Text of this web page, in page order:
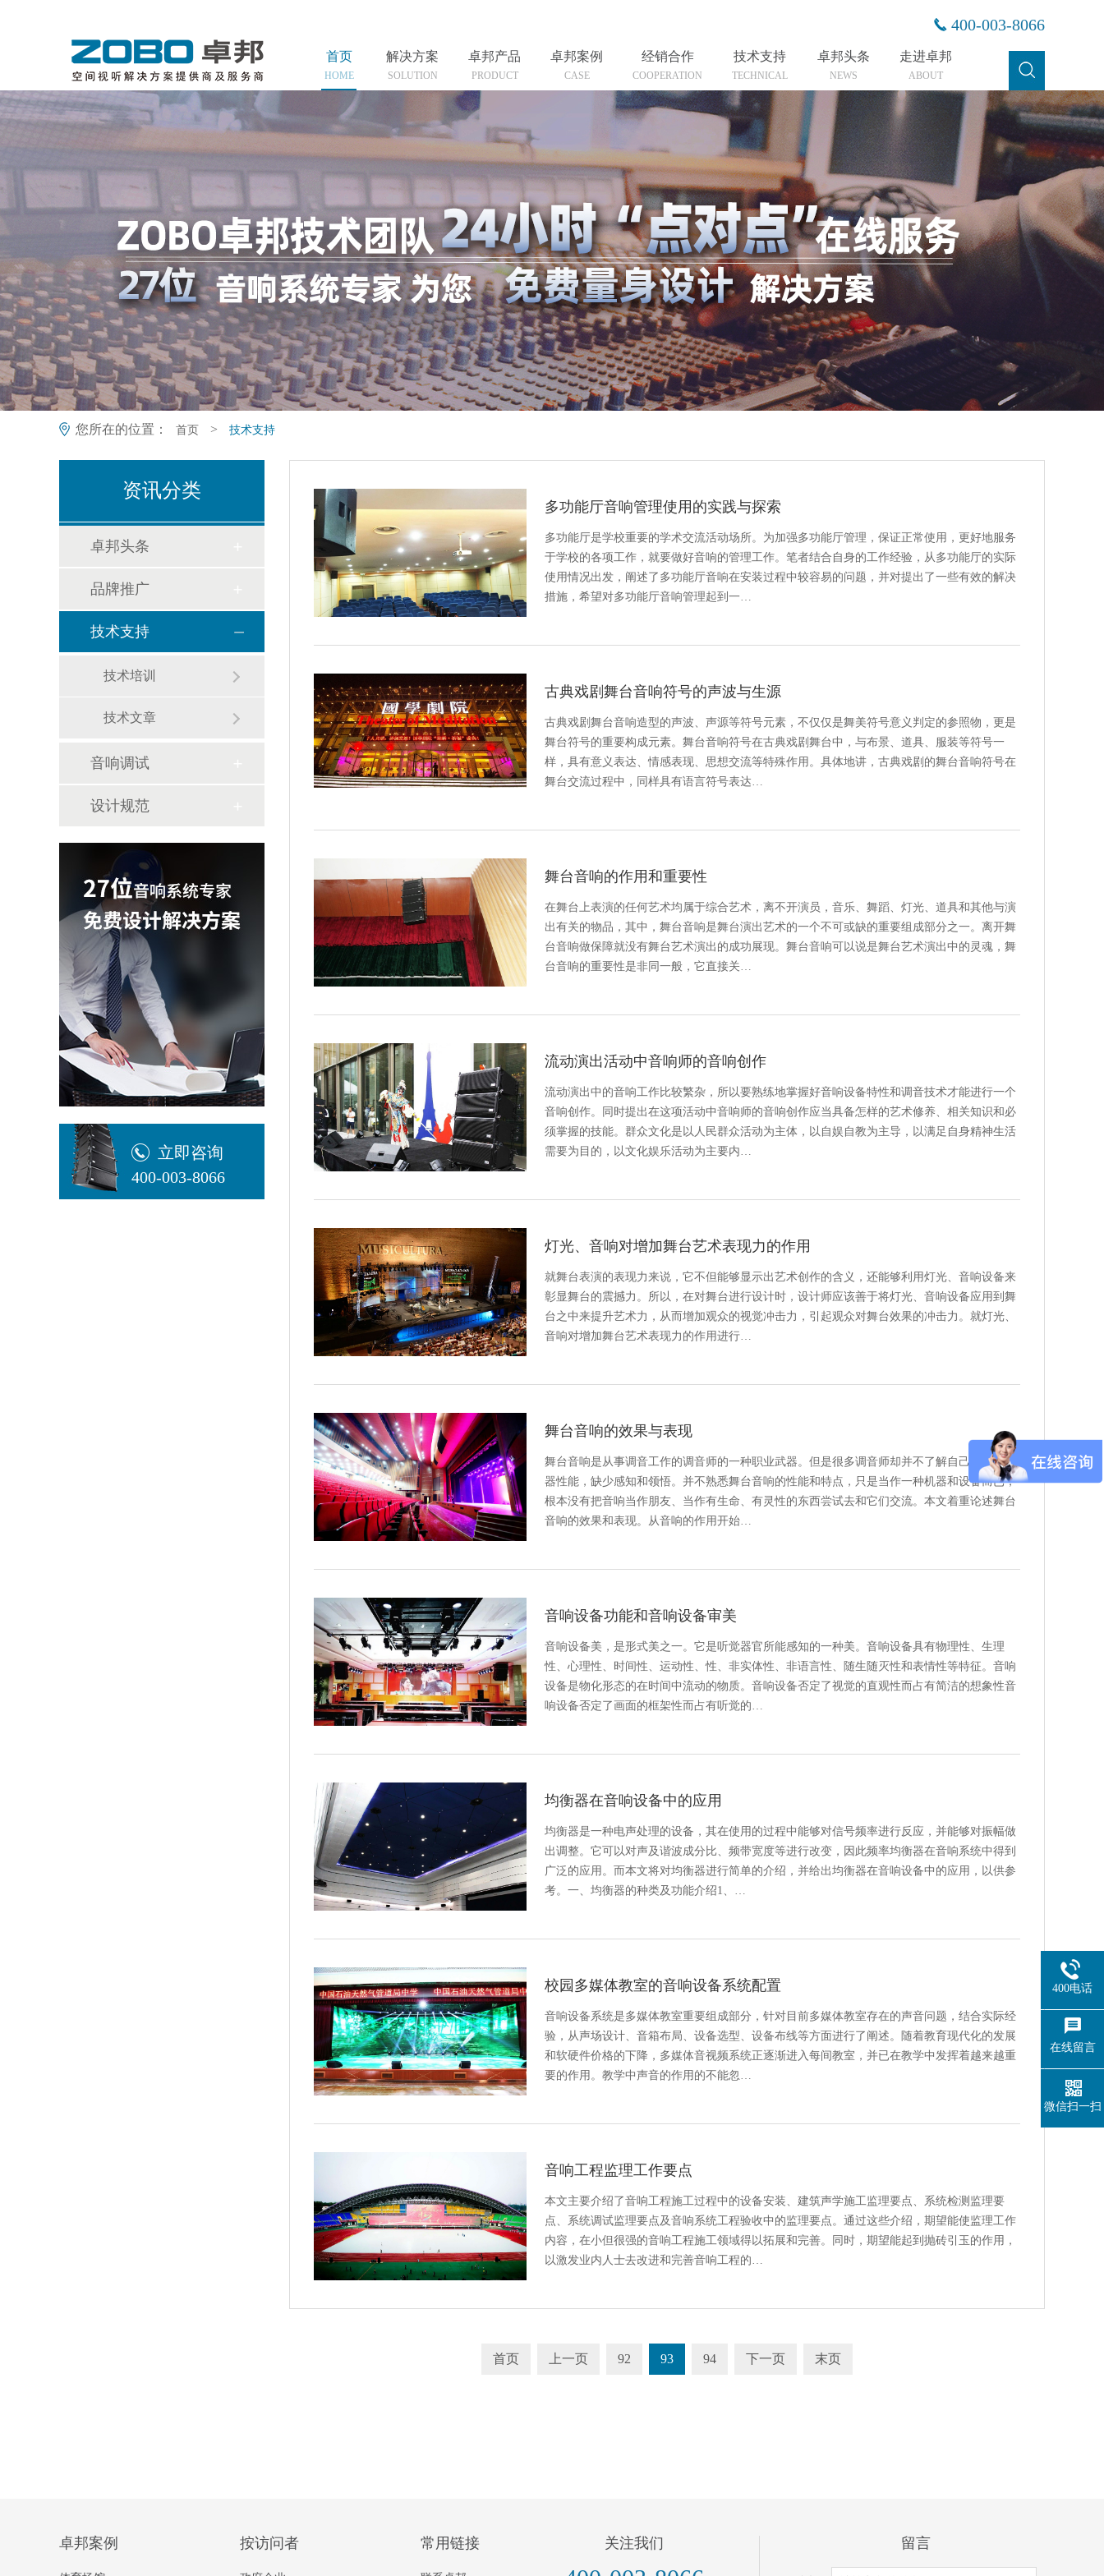
400-003-8066
首页
HOME
解决方案
SOLUTION
卓邦产品
PRODUCT
卓邦案例
CASE
经销合作
COOPERATION
技术支持
TECHNICAL
卓邦头条
NEWS
走进卓邦
ABOUT
您所在的位置： 首页 > 技术支持
资讯分类
卓邦头条
品牌推广
技术支持
技术培训
技术文章
音响调试
设计规范
立即咨询
400-003-8066
多功能厅音响管理使用的实践与探索
多功能厅是学校重要的学术交流活动场所。为加强多功能厅管理，保证正常使用，更好地服务
于学校的各项工作，就要做好音响的管理工作。笔者结合自身的工作经验，从多功能厅的实际
使用情况出发，阐述了多功能厅音响在安装过程中较容易的问题，并对提出了一些有效的解决
措施，希望对多功能厅音响管理起到一…
古典戏剧舞台音响符号的声波与生源
古典戏剧舞台音响造型的声波、声源等符号元素，不仅仅是舞美符号意义判定的参照物，更是
舞台符号的重要构成元素。舞台音响符号在古典戏剧舞台中，与布景、道具、服装等符号一
样，具有意义表达、情感表现、思想交流等特殊作用。具体地讲，古典戏剧的舞台音响符号在
舞台交流过程中，同样具有语言符号表达…
舞台音响的作用和重要性
在舞台上表演的任何艺术均属于综合艺术，离不开演员，音乐、舞蹈、灯光、道具和其他与演
出有关的物品，其中，舞台音响是舞台演出艺术的一个不可或缺的重要组成部分之一。离开舞
台音响做保障就没有舞台艺术演出的成功展现。舞台音响可以说是舞台艺术演出中的灵魂，舞
台音响的重要性是非同一般，它直接关…
流动演出活动中音响师的音响创作
流动演出中的音响工作比较繁杂，所以要熟练地掌握好音响设备特性和调音技术才能进行一个
音响创作。同时提出在这项活动中音响师的音响创作应当具备怎样的艺术修养、相关知识和必
须掌握的技能。群众文化是以人民群众活动为主体，以自娱自教为主导，以满足自身精神生活
需要为目的，以文化娱乐活动为主要内…
灯光、音响对增加舞台艺术表现力的作用
就舞台表演的表现力来说，它不但能够显示出艺术创作的含义，还能够利用灯光、音响设备来
彰显舞台的震撼力。所以，在对舞台进行设计时，设计师应该善于将灯光、音响设备应用到舞
台之中来提升艺术力，从而增加观众的视觉冲击力，引起观众对舞台效果的冲击力。就灯光、
音响对增加舞台艺术表现力的作用进行…
舞台音响的效果与表现
舞台音响是从事调音工作的调音师的一种职业武器。但是很多调音师却并不了解自己手中的武
器性能，缺少感知和领悟。并不熟悉舞台音响的性能和特点，只是当作一种机器和设备而已，
根本没有把音响当作朋友、当作有生命、有灵性的东西尝试去和它们交流。本文着重论述舞台
音响的效果和表现。从音响的作用开始…
音响设备功能和音响设备审美
音响设备美，是形式美之一。它是听觉器官所能感知的一种美。音响设备具有物理性、生理
性、心理性、时间性、运动性、性、非实体性、非语言性、随生随灭性和表情性等特征。音响
设备是物化形态的在时间中流动的物质。音响设备否定了视觉的直观性而占有简洁的想象性音
响设备否定了画面的框架性而占有听觉的…
均衡器在音响设备中的应用
均衡器是一种电声处理的设备，其在使用的过程中能够对信号频率进行反应，并能够对振幅做
出调整。它可以对声及谐波成分比、频带宽度等进行改变，因此频率均衡器在音响系统中得到
广泛的应用。而本文将对均衡器进行简单的介绍，并给出均衡器在音响设备中的应用，以供参
考。一、均衡器的种类及功能介绍1、…
校园多媒体教室的音响设备系统配置
音响设备系统是多媒体教室重要组成部分，针对目前多媒体教室存在的声音问题，结合实际经
验，从声场设计、音箱布局、设备选型、设备布线等方面进行了阐述。随着教育现代化的发展
和软硬件价格的下降，多媒体音视频系统正逐渐进入每间教室，并已在教学中发挥着越来越重
要的作用。教学中声音的作用的不能忽…
音响工程监理工作要点
本文主要介绍了音响工程施工过程中的设备安装、建筑声学施工监理要点、系统检测监理要
点、系统调试监理要点及音响系统工程验收中的监理要点。通过这些介绍，期望能使监理工作
内容，在小但很强的音响工程施工领域得以拓展和完善。同时，期望能起到抛砖引玉的作用，
以激发业内人士去改进和完善音响工程的…
首页 上一页 92 93 94 下一页 末页
卓邦案例 按访问者 常用链接 关注我们 留言
400电话
在线留言
微信扫一扫